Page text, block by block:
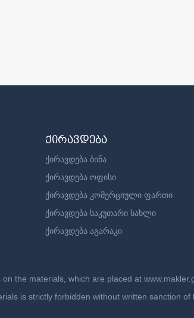
ქირავდება
ქირავდება ბინა
ქირავდება ოფისი
ქირავდება კომერციული ფართი
ქირავდება საკუთარი სახლი
ქირავდება აგარაკი
the materials, which are placed at
is strictly forbidden without written sanction